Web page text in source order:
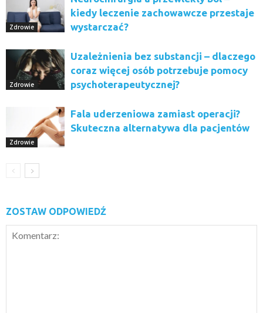
Zdrowie
kiedy leczenie zachowawcze przestaje
wystarczać?
Zdrowie
Uzależnienia bez substancji – dlaczego
coraz więcej osób potrzebuje pomocy
psychoterapeutycznej?
Zdrowie
Fala uderzeniowa zamiast operacji?
Skuteczna alternatywa dla pacjentów
ZOSTAW ODPOWIEDŹ